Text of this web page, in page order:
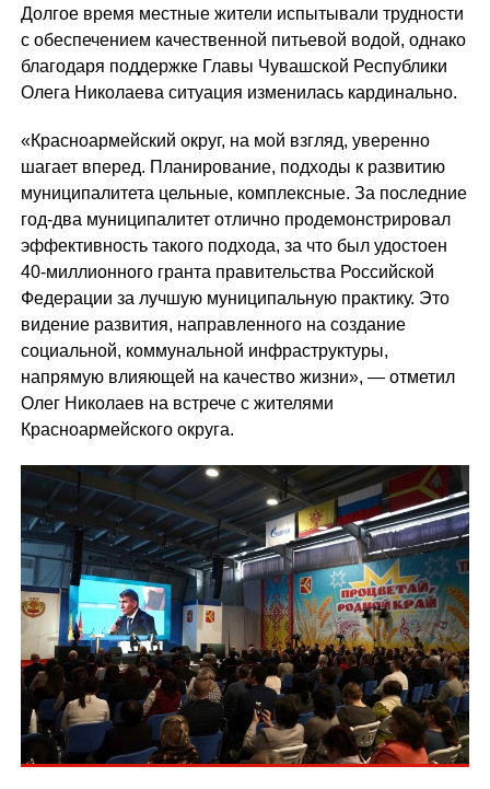
Долгое время местные жители испытывали трудности
с обеспечением качественной питьевой водой, однако
благодаря поддержке Главы Чувашской Республики
Олега Николаева ситуация изменилась кардинально.
«Красноармейский округ, на мой взгляд, уверенно
шагает вперед. Планирование, подходы к развитию
муниципалитета цельные, комплексные. За последние
год-два муниципалитет отлично продемонстрировал
эффективность такого подхода, за что был удостоен
40-миллионного гранта правительства Российской
Федерации за лучшую муниципальную практику. Это
видение развития, направленного на создание
социальной, коммунальной инфраструктуры,
напрямую влияющей на качество жизни», — отметил
Олег Николаев на встрече с жителями
Красноармейского округа.